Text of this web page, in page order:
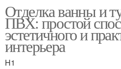
Отделка ванны и
ПВХ: простой
эстетичного и
интерьера
H1